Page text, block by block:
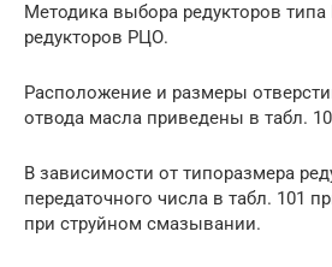
Методика выбора редукторов типа
редукторов РЦО.
Расположение и размеры
отвода масла приведены в табл.
В зависимости от типоразмера
передаточного числа в табл. 101
при струйном смазывании.